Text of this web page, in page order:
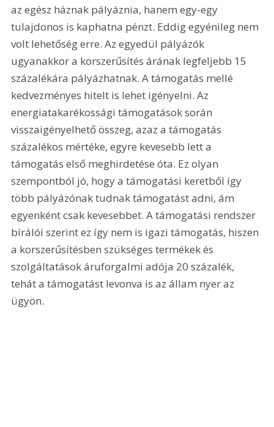
az egész háznak pályáznia, hanem egy-egy
tulajdonos is kaphatna pénzt. Eddig egyénileg nem
volt lehetőség erre. Az egyedül pályázók
ugyanakkor a korszerűsítés árának legfeljebb 15
százalékára pályázhatnak. A támogatás mellé
kedvezményes hitelt is lehet igényelni. Az
energiatakarékossági támogatások során
visszaigényelhető összeg, azaz a támogatás
százalékos mértéke, egyre kevesebb lett a
támogatás első meghirdetése óta. Ez olyan
szempontból jó, hogy a támogatási keretből így
több pályázónak tudnak támogatást adni, ám
egyenként csak kevesebbet. A támogatási rendszer
bírálói szerint ez így nem is igazi támogatás, hiszen
a korszerűsítésben szükséges termékek és
szolgáltatások áruforgalmi adója 20 százalék,
tehát a támogatást levonva is az állam nyer az
ügyön.